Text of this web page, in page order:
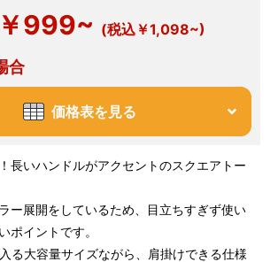
999~ (税込￥1,098~)
合
価格表を見る
長いハンドルがアクセントのスクエアトー
ー展開をしているため、目立ちすぎず使い
ポイントです。
る大容量サイズながら、肩掛けできる仕様